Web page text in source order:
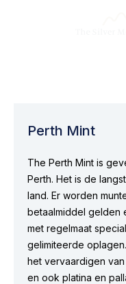
Perth Mint
The Perth Mint is
Perth. Het is de
land. Er worden
betaalmiddel gelden
met regelmaat
gelimiteerde
het vervaardigen
en ook platina en